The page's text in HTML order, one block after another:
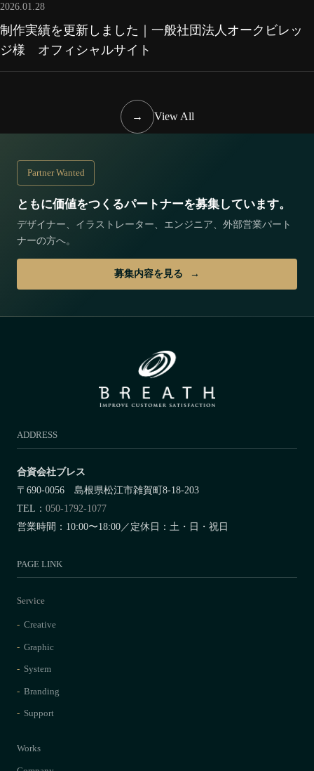
2026.01.28
制作実績を更新しました｜一般社団法人オークビレッ
ジ様 オフィシャルサイト
→ View All
Partner Wanted
ともに価値をつくるパートナーを募集しています。
デザイナー、イラストレーター、エンジニア、外部営業パート
ナーの方へ。
募集内容を見る
ADDRESS
合資会社ブレス
〒690-0056 島根県松江市雑賀町8-18-203
TEL： 050-1792-1077
営業時間：10:00〜18:00／定休日：土・日・祝日
PAGE LINK
Service
Creative
Graphic
System
Branding
Support
Works